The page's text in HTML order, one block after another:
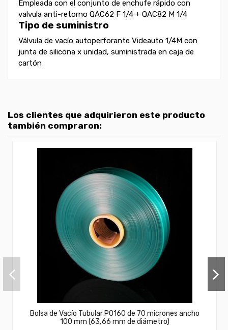
Empleada con el conjunto de enchufe rápido con
valvula anti-retorno QAC62 F 1/4 + QAC82 M 1/4
Tipo de suministro
Válvula de vacío autoperforante Videauto 1/4M con
junta de silicona x unidad, suministrada en caja de
cartón
Los clientes que adquirieron este producto
también compraron:
Bolsa de Vacío Tubular PO160 de 70 micrones ancho
100 mm (63,66 mm de diámetro)